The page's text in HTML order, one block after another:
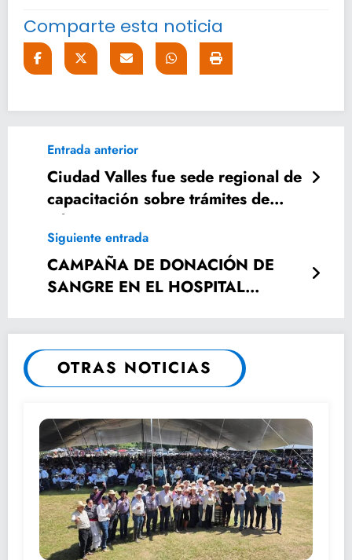
Comparte esta noticia
Entrada anterior
Ciudad Valles fue sede regional de
capacitación sobre trámites de
adopciones.
Siguiente entrada
CAMPAÑA DE DONACIÓN DE
SANGRE EN EL HOSPITAL
OTRAS NOTICIAS